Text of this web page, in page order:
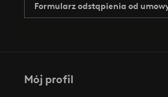
Formularz odstąpienia od
Mój profil